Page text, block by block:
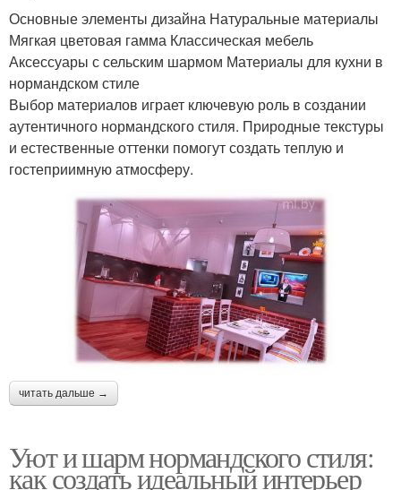
Основные элементы дизайна Натуральные материалы
Мягкая цветовая гамма Классическая мебель
Аксессуары с сельским шармом Материалы для кухни в
нормандском стиле
Выбор материалов играет ключевую роль в создании
аутентичного нормандского стиля. Природные текстуры
и естественные оттенки помогут создать теплую и
гостеприимную атмосферу.
читать дальше →
Уют и шарм нормандского стиля:
как создать идеальный интерьер